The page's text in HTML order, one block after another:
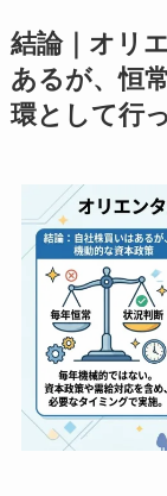
結論｜オリ
あるが、恒
環として行